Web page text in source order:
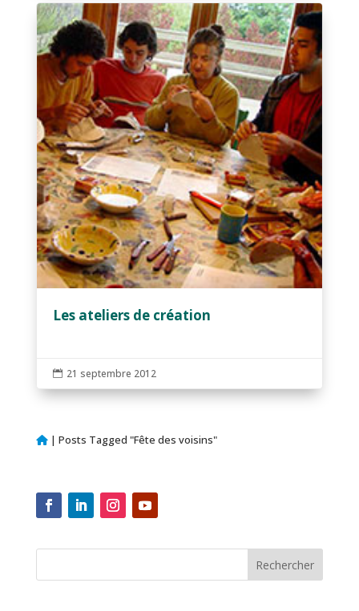
Les ateliers de création
 21 septembre 2012
| Posts Tagged "Fête des voisins"